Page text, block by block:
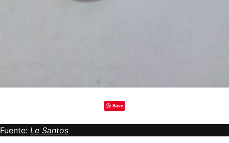
Save
Fuente: Le Santos